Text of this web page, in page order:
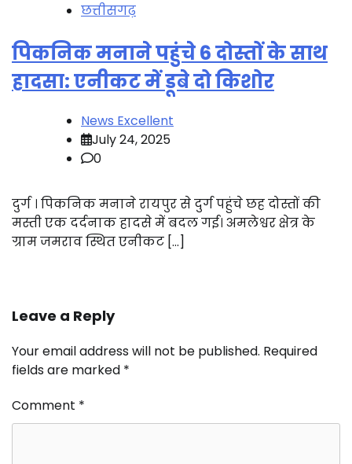
छत्तीसगढ़
पिकनिक मनाने पहुंचे 6 दोस्तों के साथ
हादसा: एनीकट में डूबे दो किशोर
News Excellent
July 24, 2025
0
दुर्ग । पिकनिक मनाने रायपुर से दुर्ग पहुंचे छह दोस्तों की
मस्ती एक दर्दनाक हादसे में बदल गई। अमलेश्वर क्षेत्र के
ग्राम जमराव स्थित एनीकट […]
Leave a Reply
Your email address will not be published. Required
fields are marked *
Comment *